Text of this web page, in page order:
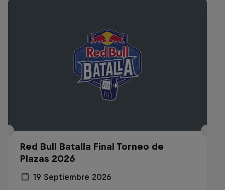
Red Bull Batalla Final Torneo de
Plazas 2026
19 Septiembre 2026